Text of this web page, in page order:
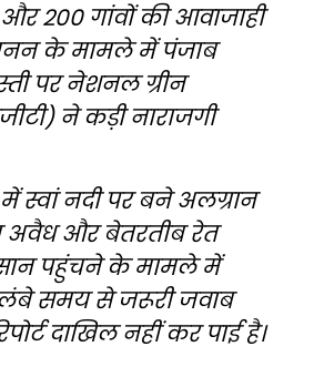
200 गांवों की आवाजाही
के मामले में पंजाब
पर नेशनल ग्रीन
ने कड़ी नाराजगी
स्वां नदी पर बने अलग्रान
और बेतरतीब रेत
पहुंचने के मामले में
समय से जरूरी जवाब
दाखिल नहीं कर पाई है।